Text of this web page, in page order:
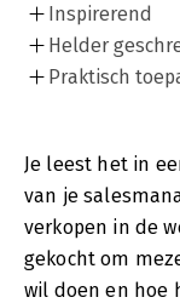
Inspirerend
Helder
Praktisch
Je leest het in
van je
verkopen in de
gekocht om
wil doen en hoe